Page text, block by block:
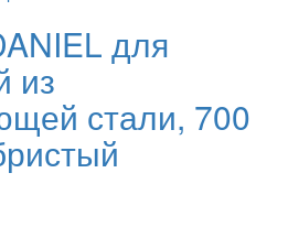
для
из
стали, 700